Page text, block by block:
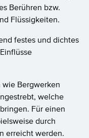
Berühren bzw.
Flüssigkeiten.
festes und dichtes
wie Bergwerken
welche
Für einen
durch
erreicht werden.